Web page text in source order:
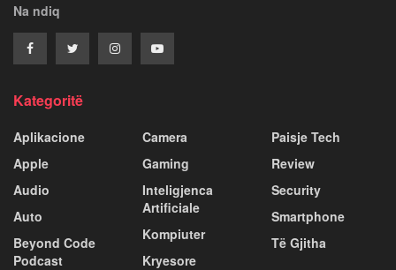
Na ndiq
Kategoritë
Aplikacione
Apple
Audio
Auto
Beyond Code
Podcast
Camera
Gaming
Inteligjenca
Artificiale
Kompiuter
Kryesore
Paisje Tech
Review
Security
Smartphone
Të Gjitha